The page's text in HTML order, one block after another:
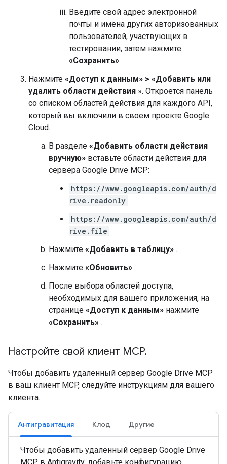
Введите свой адрес электронной
почты и имена других авторизованных
пользователей, участвующих в
тестировании, затем нажмите
«Сохранить» .
Нажмите «Доступ к данным» > «Добавить или
удалить области действия ». Откроется панель
со списком областей действия для каждого API,
который вы включили в своем проекте Google
Cloud.
В разделе «Добавить области действия
вручную» вставьте области действия для
сервера Google Drive MCP:
https://www.googleapis.com/auth/d
rive.readonly
https://www.googleapis.com/auth/d
rive.file
Нажмите «Добавить в таблицу» .
Нажмите «Обновить» .
После выбора областей доступа,
необходимых для вашего приложения, на
странице «Доступ к данным» нажмите
«Сохранить» .
Настройте свой клиент MCP.
Чтобы добавить удаленный сервер Google Drive MCP
в ваш клиент MCP, следуйте инструкциям для вашего
клиента.
Антигравитация Клод Другие
Чтобы добавить удаленный сервер Google Drive